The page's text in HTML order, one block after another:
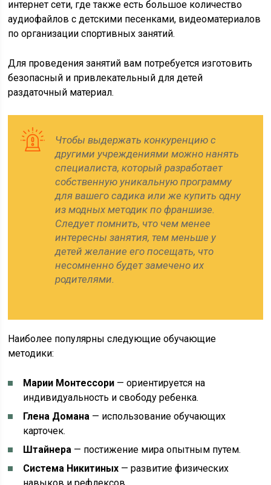
интернет сети, где также есть большое количество
аудиофайлов с детскими песенками, видеоматериалов
по организации спортивных занятий.
Для проведения занятий вам потребуется изготовить
безопасный и привлекательный для детей
раздаточный материал.
Чтобы выдержать конкуренцию с
другими учреждениями можно нанять
специалиста, который разработает
собственную уникальную программу
для вашего садика или же купить одну
из модных методик по франшизе.
Следует помнить, что чем менее
интересны занятия, тем меньше у
детей желание его посещать, что
несомненно будет замечено их
родителями.
Наиболее популярны следующие обучающие
методики:
Марии Монтессори — ориентируется на
индивидуальность и свободу ребенка.
Глена Домана — использование обучающих
карточек.
Штайнера — постижение мира опытным путем.
Система Никитиных — развитие физических